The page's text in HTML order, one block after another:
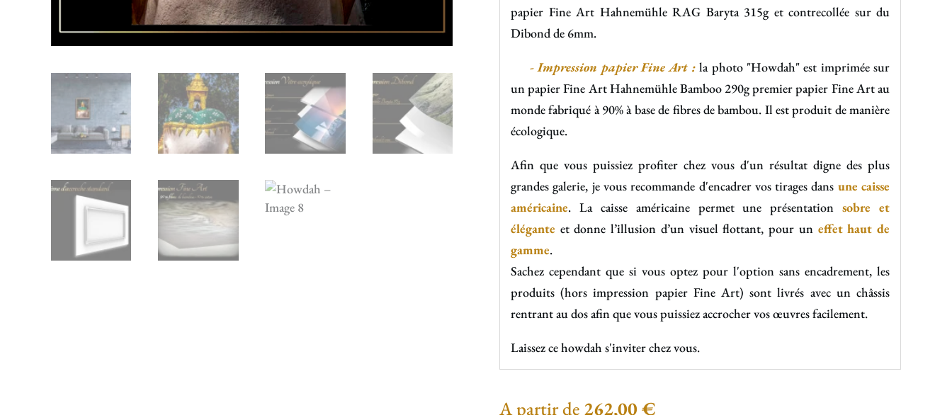
papier Fine Art Hahnemühle RAG Baryta 315g et contrecollée sur du
Dibond de 6mm.
- Impression papier Fine Art :la photo "Howdah" est imprimée sur
un papier Fine Art Hahnemühle Bamboo 290gpremier papier Fine Art au
monde fabriqué à 90% à base de fibres de bambou. Il est produit de manière
écologique.
Afin que vous puissiez profiter chez vous d'un résultat digne des plus
grandes galerie, je vous recommande d'encadrer vos tirages dans une caisse
américaine. La caisse américaine permet une présentationsobre et
élégante et donne l’illusion d’un visuel flottant, pour un effet haut de
gamme.
Sachez cependant que si vous optez pour l'option sans encadrement, les
produits (hors impression papier Fine Art) sont livrés avec un châssis
rentrant au dos afin que vous puissiez accrocher vos œuvres facilement.
Laissez ce howdah s'inviter chez vous.
A partir de 262,00€